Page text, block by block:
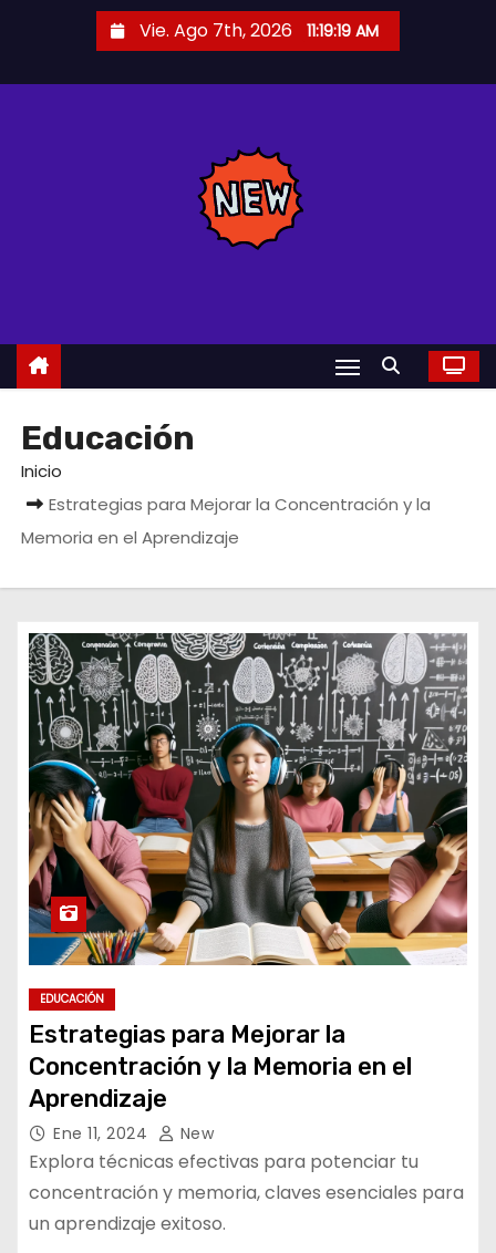
e
Vie. Ago 7th, 2026 11:19:20 AM
Educación
Inicio
Estrategias para Mejorar la Concentración y la
Memoria en el Aprendizaje
EDUCACIÓN
Estrategias para Mejorar la
Concentración y la Memoria en el
Aprendizaje
Ene 11, 2024 New
Explora técnicas efectivas para potenciar tu
concentración y memoria, claves esenciales para
un aprendizaje exitoso.